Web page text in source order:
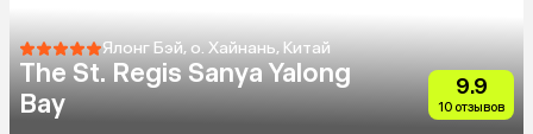
Ялонг Бэй, о. Хайнань, Китай
The St. Regis Sanya Yalong
Bay
9.9
10 отзывов